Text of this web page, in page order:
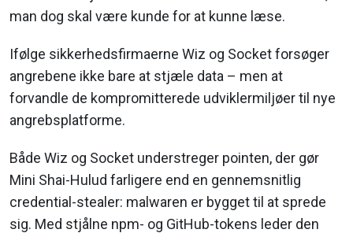
man dog skal være kunde for at kunne læse.
Ifølge sikkerhedsfirmaerne Wiz og Socket forsøger
angrebene ikke bare at stjæle data – men at
forvandle de kompromitterede udviklermiljøer til nye
angrebsplatforme.
Både Wiz og Socket understreger pointen, der gør
Mini Shai-Hulud farligere end en gennemsnitlig
credential-stealer: malwaren er bygget til at sprede
sig. Med stjålne npm- og GitHub-tokens leder den